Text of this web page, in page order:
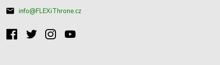
info@FLEXiThrone.cz